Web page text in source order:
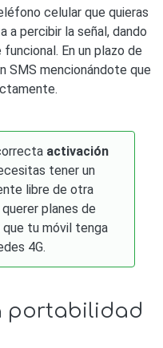
celular que quieras
a percibir la señal, dando
En un plazo de
SMS mencionándote que
activación
tener un
libre de otra
planes de
tu móvil tenga
4G.
portabilidad